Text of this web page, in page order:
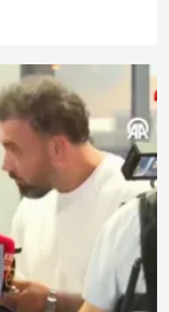
ve sitemizde